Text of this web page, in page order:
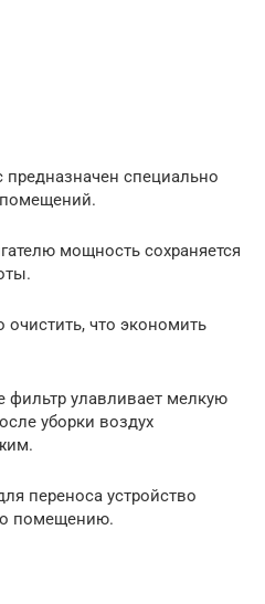
специально
помещений.
мощность сохраняется
что экономить
улавливает мелкую
уборки воздух
переноса устройство
помещению.